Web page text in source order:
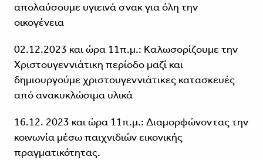
απολαύσουμε υγιεινά σνακ για όλη την
οικογένεια
02.12.2023 και ώρα 11π.μ.: Καλωσορίζουμε την
Χριστουγεννιάτικη περίοδο μαζί και
δημιουργούμε χριστουγεννιάτικες κατασκευές
από ανακυκλώσιμα υλικά
16.12. 2023 και ώρα 11π.μ.: Διαμορφώνοντας την
κοινωνία μέσω παιχνιδιών εικονικής
πραγματικότητας.